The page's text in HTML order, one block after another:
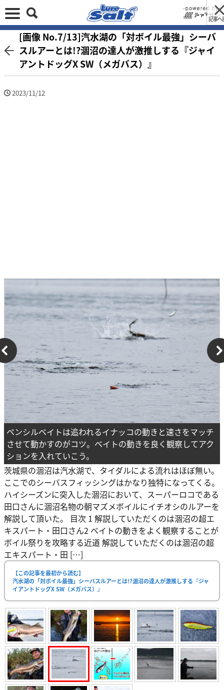
記事へ
[画像 No.7/13]汽水湖の「対ボイル最強」シーバ
スルアーとは!?涸沼の達人が激推しする『ジャイ
アントドッグX SW（メガバス）』
2023/11/12
ペンシルベイトは追われるイナッコの動きと速さをマッチ
させて動かすのがコツ。ベイトの動きを良く観察してアク
ションを入れていこう。
茨城県の涸沼は汽水湖で、タイダルによる流れはほぼ無い。
ここでのシーバスフィッシングはかなり独特になってくる。
ハイシーズンに突入した涸沼において、スーパーロコである
田口さんに涸沼名物の朝マズメボイルにイチオシのルアーを
解説して頂いた。 目次 1 解説していただくのは涸沼の超エ
キスパート・田口さん2 ベイトの動きをよく観察することが
ボイル祭りを攻略する近道 解説していただくのは涸沼の超
エキスパート・田 […]
【この記事を最初から読む】
汽水湖の「対ボイル最強」シーバスルアーとは!?涸沼の達人が激推しする『ジャ
イアントドッグX SW（メガバス）』